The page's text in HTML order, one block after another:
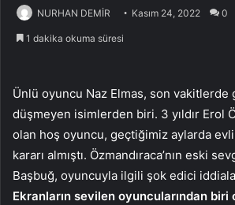
NURHAN DEMİR Kasım 24, 2022 0
1 dakika okuma süresi
Ünlü oyuncu Naz Elmas, son vakitlerde
düşmeyen isimlerden biri. 3 yıldır Erol
olan hoş oyuncu, geçtiğimiz aylarda
kararı almıştı. Özmandıraca’nın eski
Başbuğ, oyuncuyla ilgili şok edici
Ekranların sevilen oyuncularından biri